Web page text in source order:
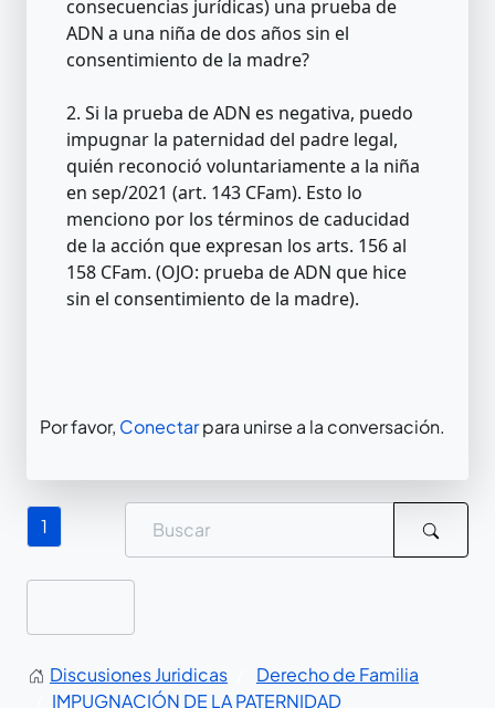
consecuencias jurídicas) una prueba de
ADN a una niña de dos años sin el
consentimiento de la madre?
2. Si la prueba de ADN es negativa, puedo
impugnar la paternidad del padre legal,
quién reconoció voluntariamente a la niña
en sep/2021 (art. 143 CFam). Esto lo
menciono por los términos de caducidad
de la acción que expresan los arts. 156 al
158 CFam. (OJO: prueba de ADN que hice
sin el consentimiento de la madre).
Por favor, Conectarpara unirse a la conversación.
1
Discusiones Juridicas
Derecho de Familia
IMPUGNACIÓN DE LA PATERNIDAD